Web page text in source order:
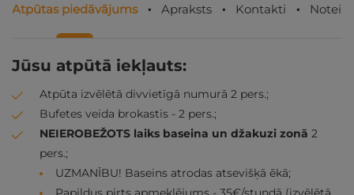
Atpūtas piedāvājums Apraksts Kontakti
Jūsu atpūtā iekļauts:
Atpūta izvēlētā divvietīgā numurā 2 pers.;
Bufetes veida brokastis - 2 pers.;
NEIEROBEŽOTS laiks baseina un džakuzi zonā 2
pers.;
UZMANĪBU! Baseins atrodas atsevišķā ēkā;